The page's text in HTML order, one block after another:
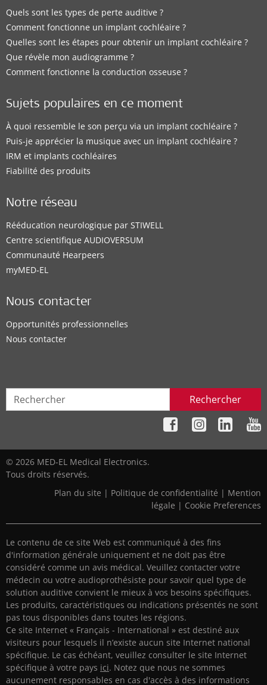
Quels sont les types de perte auditive ?
Comment fonctionne un implant cochléaire ?
Quelles sont les étapes pour obtenir un implant cochléaire ?
Que révèle mon audiogramme ?
Comment fonctionne la conduction osseuse ?
Sujets populaires en ce moment
À quoi ressemble le son perçu via un implant cochléaire ?
Puis-je apprécier la musique avec un implant cochléaire ?
IRM et implants cochléaires
Fiabilité des produits
Notre réseau
Rééducation neurologique par STIWELL
Centre scientifique AUDIOVERSUM
Communauté Hearpeers
myMED‑EL
Nous contacter
Opportunités professionnelles
Nous contacter
Rechercher
© 2026 MED-EL Medical Electronics.
Tous droits réservés.
Plan du site | Politique de confidentialité | Mention
légale | Cookie Preferences
Le contenu de ce site Web est communiqué à des fins
d'information générale uniquement et ne doit pas être
considéré comme un avis médical. Veuillez contacter votre
médecin ou votre audioprothésiste pour savoir quel type de
solution auditive convient le mieux à vos besoins spécifiques.
Les produits, caractéristiques ou indications présentés ne sont
pas tous disponibles dans toutes les régions.
Ce site Internet « Français - International » est destiné aux
visiteurs pour lesquels il n’existe aucun site Internet national
spécifique. Le cas échéant, veuillez consulter le site Internet
spécifique à votre pays ici. Notez que nous ne sommes
aucunement responsables en cas d'accès à des informations